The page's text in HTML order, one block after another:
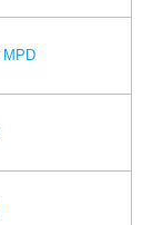
MPD